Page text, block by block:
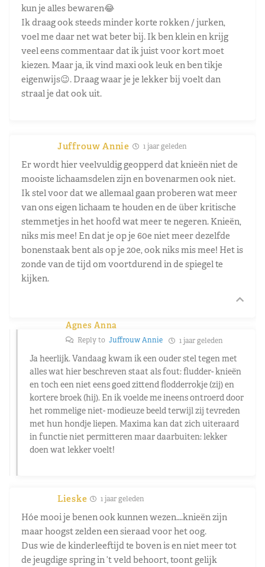
kun je alles bewaren😂
Ik draag ook steeds minder korte rokken / jurken,
voel me daar net wat beter bij. Ik ben klein en krijg
veel eens commentaar dat ik juist voor kort moet
kiezen. Maar ja, ik vind maxi ook leuk en ben tikje
eigenwijs😉. Draag waar je je lekker bij voelt dan
straal je dat ook uit.
Juffrouw Annie 1 jaar geleden
Er wordt hier veelvuldig geopperd dat knieën niet de
mooiste lichaamsdelen zijn en bovenarmen ook niet.
Ik stel voor dat we allemaal gaan proberen wat meer
van ons eigen lichaam te houden en de über kritische
stemmetjes in het hoofd wat meer te negeren. Knieën,
niks mis mee! En dat je op je 60e niet meer dezelfde
bonenstaak bent als op je 20e, ook niks mis mee! Het is
zonde van de tijd om voortdurend in de spiegel te
kijken.
Agnes Anna
Reply to Juffrouw Annie 1 jaar geleden
Ja heerlijk. Vandaag kwam ik een ouder stel tegen met
alles wat hier beschreven staat als fout: fludder- knieën
en toch een niet eens goed zittend flodderrokje (zij) en
kortere broek (hij). En ik voelde me ineens ontroerd door
het rommelige niet- modieuze beeld terwijl zij tevreden
met hun hondje liepen. Maxima kan dat zich uiteraard
in functie niet permitteren maar daarbuiten: lekker
doen wat lekker voelt!
Lieske 1 jaar geleden
Hóe mooi je benen ook kunnen wezen….knieën zijn
maar hoogst zelden een sieraad voor het oog.
Dus wie de kinderleeftijd te boven is en niet meer tot
de jeugdige spring in ’t veld behoort, toont gelijk